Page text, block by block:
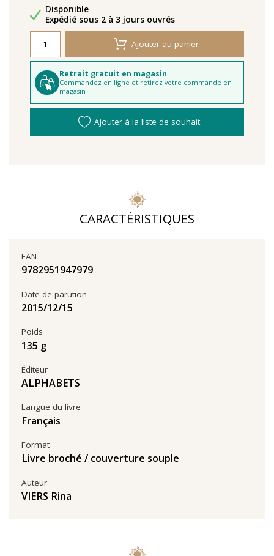
Disponibilité
Disponible
Délais de livraison
Expédié sous 2 à 3 jours ouvrés
Ajouter au panier
Retrait gratuit en magasin
Commandez en ligne et retirez votre commande en
magasin
Ajouter à la liste de souhait
CARACTÉRISTIQUES
EAN
9782951947979
Date de parution
15‏/12‏/2015
Poids
135 g
Auteur
VIERS Rina
Éditeur
ALPHABETS
Langue du livre
Français
Format
Livre broché / couverture souple